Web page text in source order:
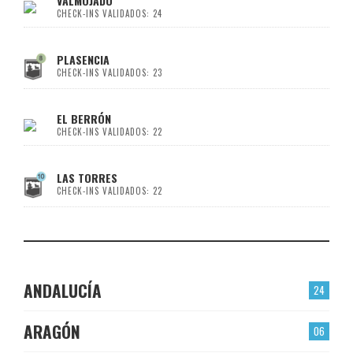
CHECK-INS VALIDADOS: 24
PLASENCIA
CHECK-INS VALIDADOS: 23
EL BERRÓN
CHECK-INS VALIDADOS: 22
LAS TORRES
CHECK-INS VALIDADOS: 22
24
ANDALUCÍA
06
ARAGÓN